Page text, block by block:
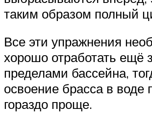
таким образом полный
Все эти упражнения
хорошо отработать ещё
пределами бассейна,
освоение брасса в воде
гораздо проще.